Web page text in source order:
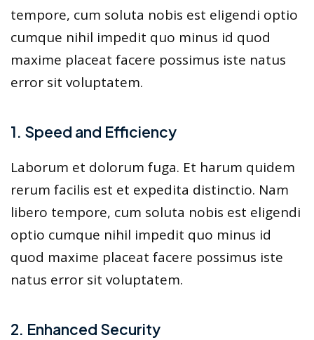
tempore, cum soluta nobis est eligendi optio
cumque nihil impedit quo minus id quod
maxime placeat facere possimus iste natus
error sit voluptatem.
1. Speed and Efficiency
Laborum et dolorum fuga. Et harum quidem
rerum facilis est et expedita distinctio. Nam
libero tempore, cum soluta nobis est eligendi
optio cumque nihil impedit quo minus id
quod maxime placeat facere possimus iste
natus error sit voluptatem.
2. Enhanced Security